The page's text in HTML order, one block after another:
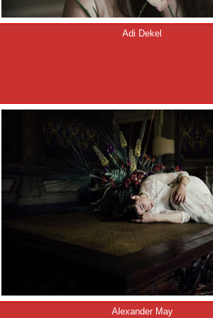
Adi Dekel
Alexander May